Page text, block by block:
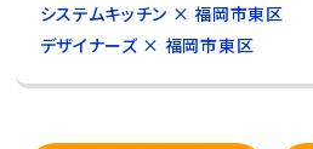
システムキッチン × 福岡市東区
デザイナーズ × 福岡市東区